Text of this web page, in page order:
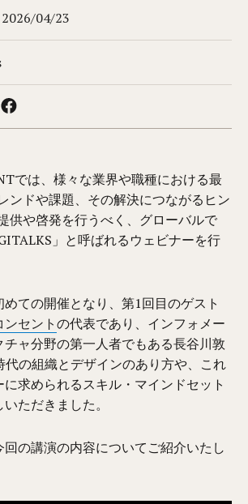
2026/04/23
では、様々な業界や職種における最
ンドや課題、その解決につながるヒン
供や啓発を行うべく、グローバルで
」と呼ばれるウェビナーを行
ての開催となり、第1回目のゲスト
ンセントの代表であり、インフォメー
チャ分野の第一人者でもある長谷川敦
の組織とデザインのあり方や、これ
求められるスキル・マインドセット
ただきました。
回の講演の内容についてご紹介いたし